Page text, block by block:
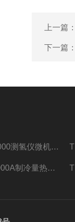
上一篇
下一篇
TKCH-3000测氢仪微机氢元素测定煤质检测
TKZD-7000A制冷量热仪自动升降热值仪煤质检测